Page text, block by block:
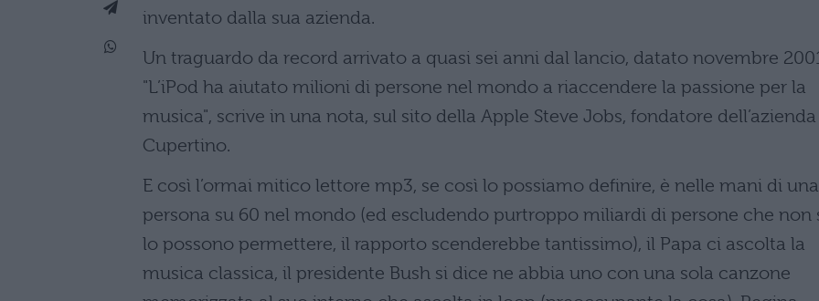
inventato dalla sua azienda.
Un traguardo da record arrivato a quasi sei anni dal lancio, datato novembre
"L’iPod ha aiutato milioni di persone nel mondo a riaccendere la passione per la
musica", scrive in una nota, sul sito della Apple Steve Jobs, fondatore
Cupertino.
E così l’ormai mitico lettore mp3, se così lo possiamo definire, è nelle mani di una
persona su 60 nel mondo (ed escludendo purtroppo miliardi di persone che non
lo possono permettere, il rapporto scenderebbe tantissimo), il Papa ci ascolta la
musica classica, il presidente Bush si dice ne abbia uno con una sola canzone